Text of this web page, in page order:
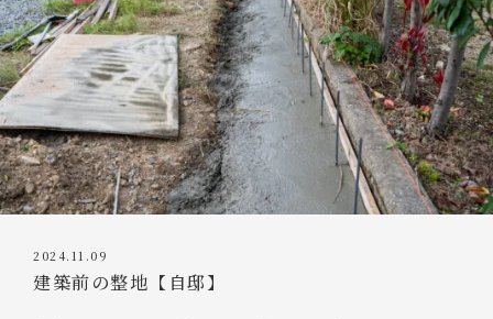
2024.11.09
建築前の整地【自邸】